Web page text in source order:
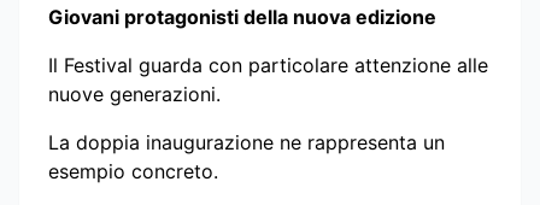
Giovani protagonisti della nuova edizione
Il Festival guarda con particolare attenzione alle
nuove generazioni.
La doppia inaugurazione ne rappresenta un
esempio concreto.